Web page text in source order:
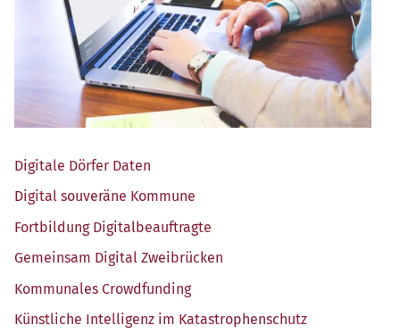
Digi­ta­le Dör­fer Daten
Digi­tal sou­ve­rä­ne Kommune
Fort­bil­dung Digitalbeauftragte
Gemein­sam Digi­tal Zweibrücken
Kom­mu­na­les Crowdfunding
Künst­li­che Intel­li­genz im Katastrophenschutz